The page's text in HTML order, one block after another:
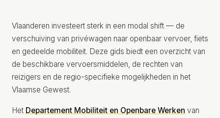
Vlaanderen investeert sterk in een modal shift — de
verschuiving van privéwagen naar openbaar vervoer, fiets
en gedeelde mobiliteit. Deze gids biedt een overzicht van
de beschikbare vervoersmiddelen, de rechten van
reizigers en de regio-specifieke mogelijkheden in het
Vlaamse Gewest.
Het Departement Mobiliteit en Openbare Werken van